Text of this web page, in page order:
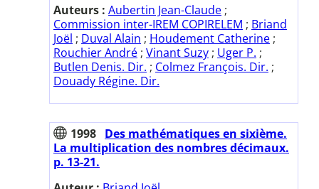
Auteurs : Aubertin Jean-Claude ;
Commission inter-IREM COPIRELEM ; Briand
Joël ; Duval Alain ; Houdement Catherine ;
Rouchier André ; Vinant Suzy ; Uger P. ;
Butlen Denis. Dir. ; Colmez François. Dir. ;
Douady Régine. Dir.
1998 Des mathématiques en sixième.
La multiplication des nombres décimaux.
p. 13-21.